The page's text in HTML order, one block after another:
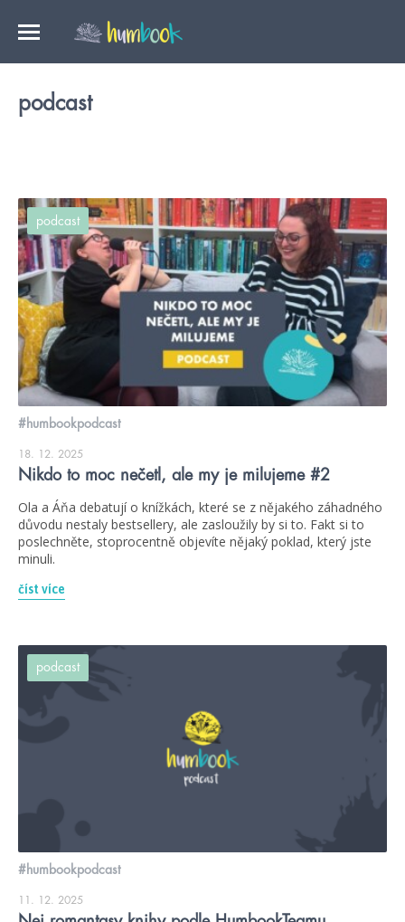
podcast
podcast
#humbookpodcast
18. 12. 2025
Nikdo to moc nečetl, ale my je milujeme #2
Ola a Áňa debatují o knížkách, které se z nějakého záhadného
důvodu nestaly bestsellery, ale zasloužily by si to. Fakt si to
poslechněte, stoprocentně objevíte nějaký poklad, který jste
minuli.
číst více
podcast
#humbookpodcast
11. 12. 2025